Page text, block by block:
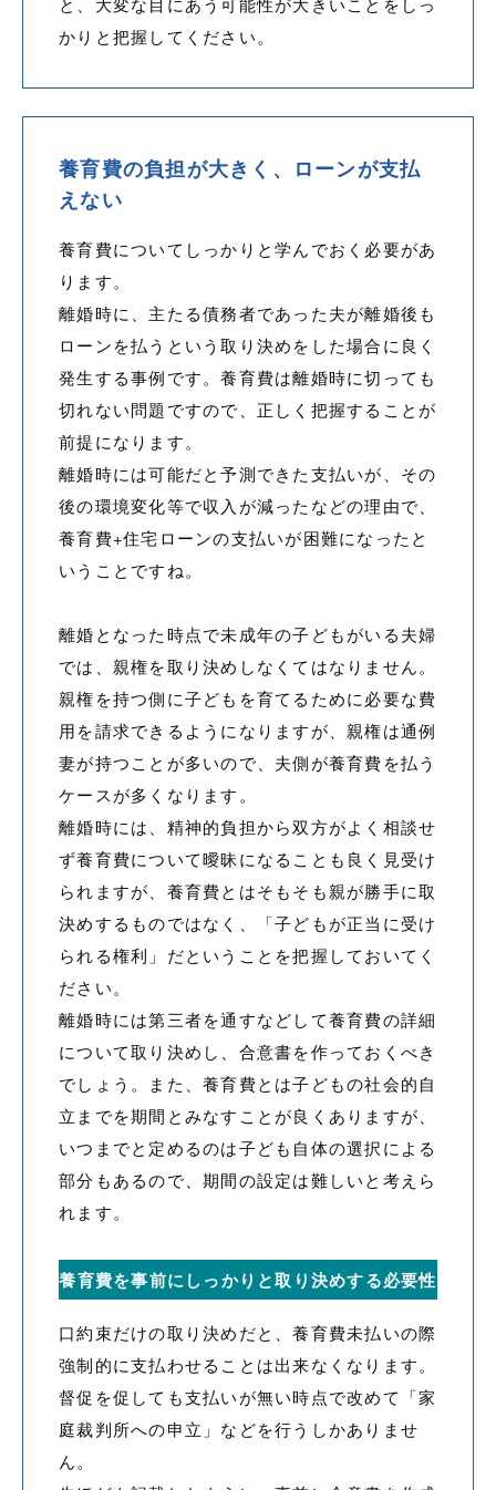
かりと把握してください。
養育費の負担が大きく、ローンが支払
えない
養育費についてしっかりと学んでおく必要があ
ります。
離婚時に、主たる債務者であった夫が離婚後も
ローンを払うという取り決めをした場合に良く
発生する事例です。養育費は離婚時に切っても
切れない問題ですので、正しく把握することが
前提になります。
離婚時には可能だと予測できた支払いが、その
後の環境変化等で収入が減ったなどの理由で、
養育費+住宅ローンの支払いが困難になったと
いうことですね。
離婚となった時点で未成年の子どもがいる夫婦
では、親権を取り決めしなくてはなりません。
親権を持つ側に子どもを育てるために必要な費
用を請求できるようになりますが、親権は通例
妻が持つことが多いので、夫側が養育費を払う
ケースが多くなります。
離婚時には、精神的負担から双方がよく相談せ
ず養育費について曖昧になることも良く見受け
られますが、養育費とはそもそも親が勝手に取
決めするものではなく、「子どもが正当に受け
られる権利」だということを把握しておいてく
ださい。
離婚時には第三者を通すなどして養育費の詳細
について取り決めし、合意書を作っておくべき
でしょう。また、養育費とは子どもの社会的自
立までを期間とみなすことが良くありますが、
いつまでと定めるのは子ども自体の選択による
部分もあるので、期間の設定は難しいと考えら
れます。
養育費を事前にしっかりと取り決めする必要性
口約束だけの取り決めだと、養育費未払いの際
強制的に支払わせることは出来なくなります。
督促を促しても支払いが無い時点で改めて「家
庭裁判所への申立」などを行うしかありませ
ん。